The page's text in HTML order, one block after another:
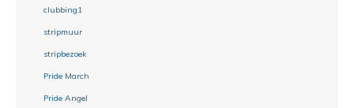
clubbing1
stripmuur
stripbezoek
Pride March
Pride Angel